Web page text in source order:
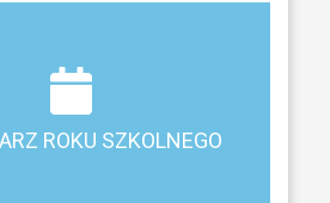
ROKU SZKOLNEGO
ROKU SZKOLNEGO
ferii, matur, zebrań i klasyfikacji